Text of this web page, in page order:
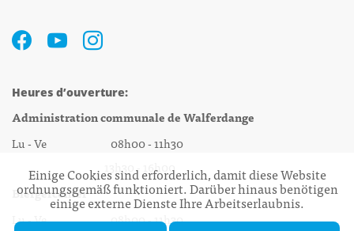
Heures d’ouverture:
Administration communale de Walferdange
Lu - Ve 08h00 - 11h30
13h30 - 16h00
Biergercenter
Lu - Ve 08h00 - 11h30
Einige Cookies sind erforderlich, damit diese Website
ordnungsgemäß funktioniert. Darüber hinaus benötigen
einige externe Dienste Ihre Arbeitserlaubnis.